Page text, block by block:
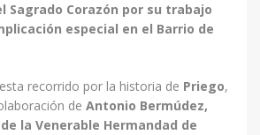
Sagrado Corazón por su trabajo
especial en el Barrio de
recorrido por la historia de Priego,
de Antonio Bermúdez,
la Venerable Hermandad de